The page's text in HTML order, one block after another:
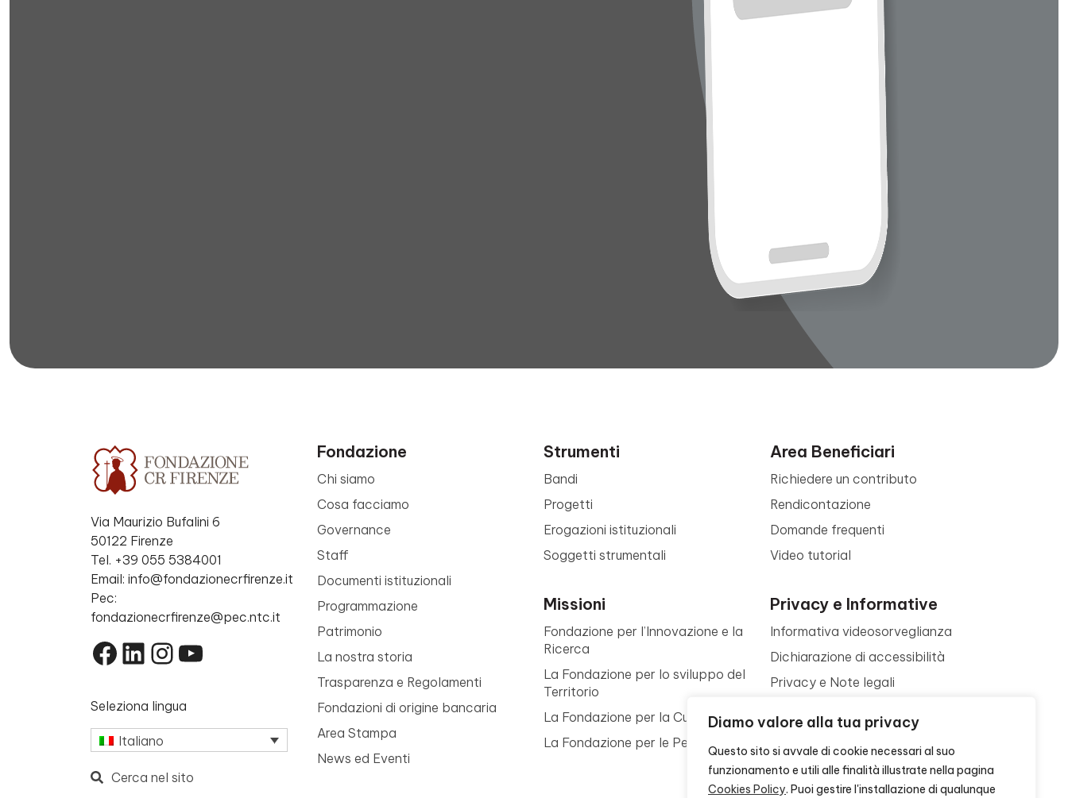
Diamo valore alla tua privacy
Questo sito si avvale di cookie necessari al suo
funzionamento e utili alle finalità illustrate nella pagina
Cookies Policy. Puoi gestire l'installazione di qualunque
Via Maurizio Bufalini 6
50122 Firenze
Tel. +39 055 5384001
Email: info@fondazionecrfirenze.it
Pec:
fondazionecrfirenze@pec.ntc.it
Facebook
LinkedIn
Instagram
YouTube
Seleziona lingua
Italiano
Cerca nel sito
Fondazione
Chi siamo
Cosa facciamo
Governance
Staff
Documenti istituzionali
Programmazione
Patrimonio
La nostra storia
Trasparenza e Regolamenti
Fondazioni di origine bancaria
Area Stampa
News ed Eventi
Strumenti
Bandi
Progetti
Erogazioni istituzionali
Soggetti strumentali
Missioni
Fondazione per l’Innovazione e la
Ricerca
La Fondazione per lo sviluppo del
Territorio
La Fondazione per la Cultura
La Fondazione per le Persone
Area Beneficiari
Richiedere un contributo
Rendicontazione
Domande frequenti
Video tutorial
Privacy e Informative
Informativa videosorveglianza
Dichiarazione di accessibilità
Privacy e Note legali
Contattaci